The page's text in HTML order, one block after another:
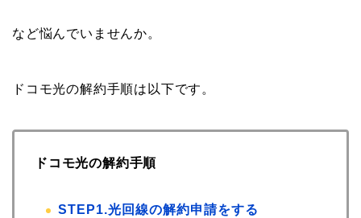
など悩んでいませんか。
ドコモ光の解約手順は以下です。
ドコモ光の解約手順
STEP1.光回線の解約申請をする